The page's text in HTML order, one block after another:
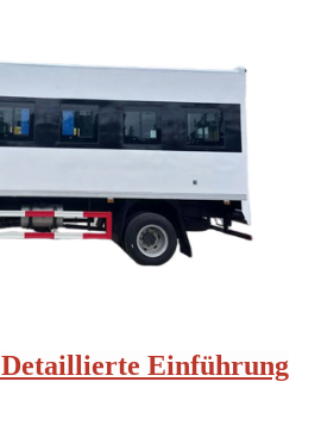
Detaillierte Einführung